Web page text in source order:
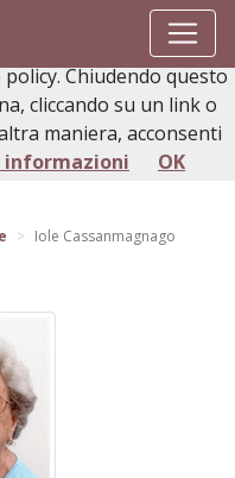
Iole Cassanmagnago
da questo utilizzati si
funzionamento ed utili
Chiudendo questo
cliccando su un link o
maniera, acconsenti
OK